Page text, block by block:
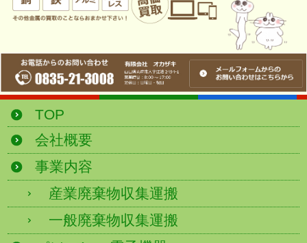
TOP
会社概要
事業内容
産業廃棄物収集運搬
一般廃棄物収集運搬